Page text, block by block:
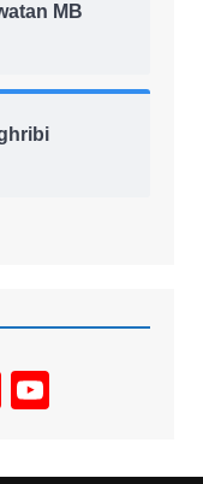
MB
Y
u
u